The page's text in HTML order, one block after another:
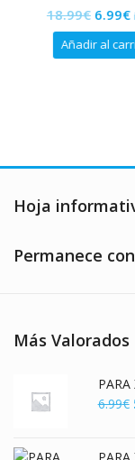
de
5
18.99€El
precio
original
6.99€El
Añadir al
Hoja
Permanece
Más Valorados
6.99€